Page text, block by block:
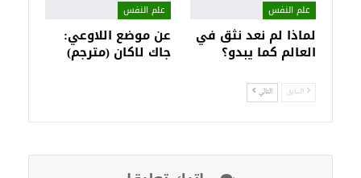
علم النفس
لماذا لم نعد نثق في
العالم كما يبدو؟
علم النفس
عن موضع اللاوعي:
جاك لاكان (مترجم)
السابق التالي